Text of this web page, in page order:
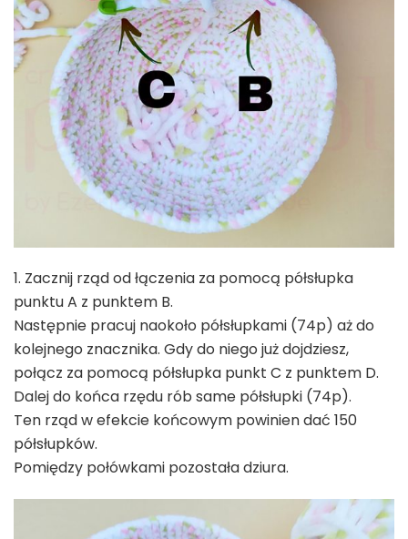
1. Zacznij rząd od łączenia za pomocą półsłupka
punktu A z punktem B.
Następnie pracuj naokoło półsłupkami (74p) aż do
kolejnego znacznika. Gdy do niego już dojdziesz,
połącz za pomocą półsłupka punkt C z punktem D.
Dalej do końca rzędu rób same półsłupki (74p).
Ten rząd w efekcie końcowym powinien dać 150
półsłupków.
Pomiędzy połówkami pozostała dziura.